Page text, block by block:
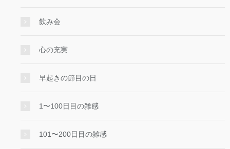
飲み会
心の充実
早起きの節目の日
1〜100日目の雑感
101〜200日目の雑感